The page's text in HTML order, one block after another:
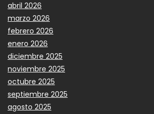
abril 2026
marzo 2026
febrero 2026
enero 2026
diciembre 2025
noviembre 2025
octubre 2025
septiembre 2025
agosto 2025